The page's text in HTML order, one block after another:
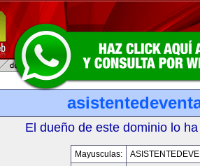
El dueño de este dominio lo
Mayusculas: